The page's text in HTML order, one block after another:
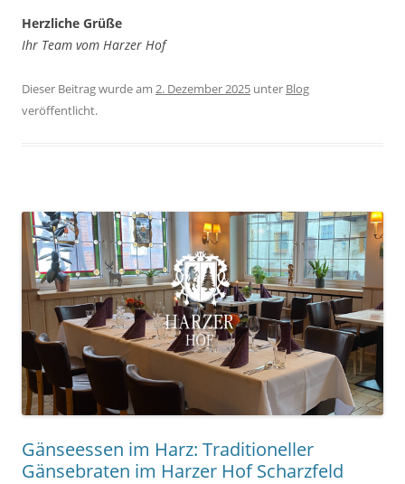
Herzliche Grüße
Ihr Team vom Harzer Hof
Dieser Beitrag wurde am 2. Dezember 2025 unter Blog
veröffentlicht.
Gänseessen im Harz: Traditioneller
Gänsebraten im Harzer Hof Scharzfeld